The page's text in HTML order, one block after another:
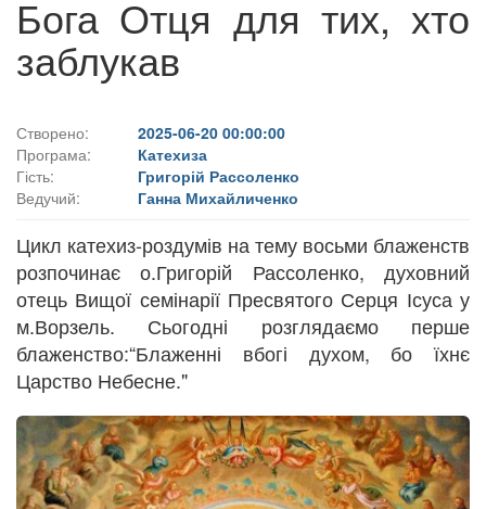
Бога Отця для тих, хто
заблукав
Створено:
2025-06-20 00:00:00
Програма:
Катехиза
Гість:
Григорій Рассоленко
Ведучий:
Ганна Михайличенко
Цикл катехиз-роздумів на тему восьми блаженств
розпочинає о.Григорій Рассоленко, духовний
отець Вищої семінарії Пресвятого Серця Ісуса у
м.Ворзель. Сьогодні розглядаємо перше
блаженство:“Блаженні вбогі духом, бо їхнє
Царство Небесне."